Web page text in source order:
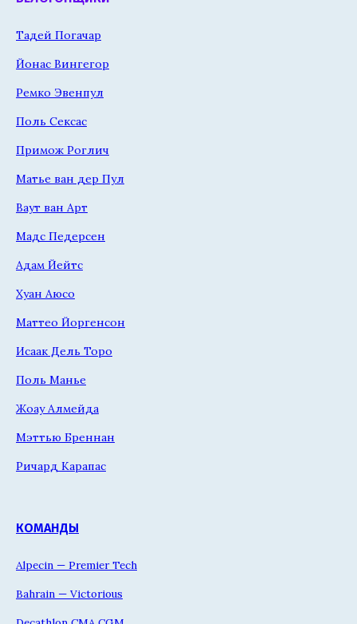
Тадей Погачар
Йонас Вингегор
Ремко Эвенпул
Поль Сексас
Примож Роглич
Матье ван дер Пул
Ваут ван Арт
Мадс Педерсен
Адам Йейтс
Хуан Аюсо
Маттео Йоргенсон
Исаак Дель Торо
Поль Манье
Жоау Алмейда
Мэттью Бреннан
Ричард Карапас
КОМАНДЫ
Alpecin — Premier Tech
Bahrain — Victorious